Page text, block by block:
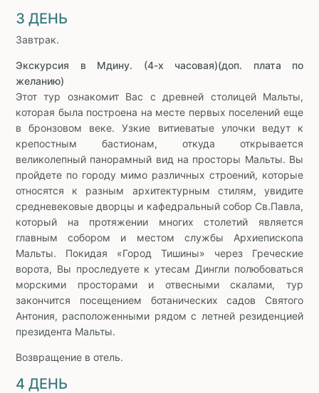
3 ДЕНЬ
Завтрак.
Экскурсия в Мдину. (4-х часовая)(доп. плата по
желанию)
Этот тур ознакомит Вас с древней столицей Мальты,
которая была построена на месте первых поселений еще
в бронзовом веке. Узкие витиеватые улочки ведут к
крепостным бастионам, откуда открывается
великолепный панорамный вид на просторы Мальты. Вы
пройдете по городу мимо различных строений, которые
относятся к разным архитектурным стилям, увидите
средневековые дворцы и кафедральный собор Св.Павла,
который на протяжении многих столетий является
главным собором и местом службы Архиепископа
Мальты. Покидая «Город Тишины» через Греческие
ворота, Вы проследуете к утесам Дингли полюбоваться
морскими просторами и отвесными скалами, тур
закончится посещением ботанических садов Святого
Антония, расположенными рядом с летней резиденцией
президента Мальты.
Возвращение в отель.
4 ДЕНЬ